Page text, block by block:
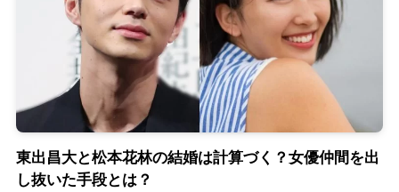
東出昌大と松本花林の結婚は計算づく？女優仲間を出
し抜いた手段とは？